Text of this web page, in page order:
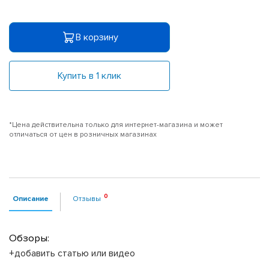
В корзину
Купить в 1 клик
*Цена действительна только для интернет-магазина и может
отличаться от цен в розничных магазинах
Описание Отзывы
Обзоры:
+добавить статью или видео